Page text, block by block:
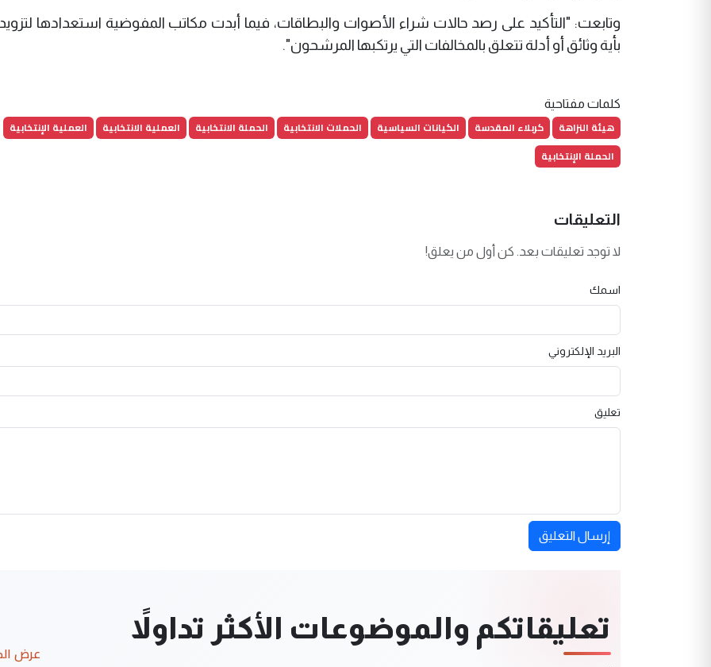
وتابعت: "التأكيد على رصد حالات شراء الأصوات والبطاقات، فيما أبدت مكاتب المفوضية استعدادها
بأية وثائق أو أدلة تتعلق بالمخالفات التي يرتكبها المرشحون".
كلمات مفتاحية
هيئة النزاهة كربلاء المقدسة الكيانات السياسية الحملات الانتخابية الحملة الانتخابية العملية الانتخابية
العملية الإنتخابية
الحملة الإنتخابية
التعليقات
لا توجد تعليقات بعد. كن أول من يعلق!
اسمك
البريد الإلكتروني
تعليق
إرسال التعليق
تعليقاتكم والموضوعات الأكثر تداولاً
عرض